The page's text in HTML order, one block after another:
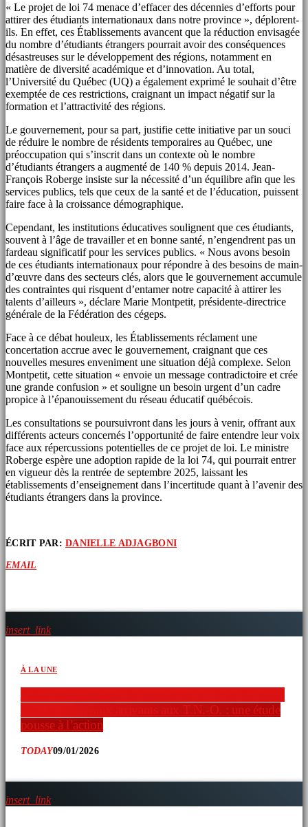
« Le projet de loi 74 menace d’effacer des décennies d’efforts pour
attirer des étudiants internationaux dans notre province », déplorent-
ils. En effet, ces Établissements avancent que la réduction envisagée
du nombre d’étudiants étrangers pourrait avoir des conséquences
désastreuses sur le développement des régions, notamment en
matière de diversité académique et d’innovation. Au total,
l’Université du Québec (UQ) a également exprimé le souhait d’être
exemptée de ces restrictions, craignant un impact négatif sur la
formation et l’attractivité des régions.
Le gouvernement, pour sa part, justifie cette initiative par un souci
de réduire le nombre de résidents temporaires au Québec, une
préoccupation qui s’inscrit dans un contexte où le nombre
d’étudiants étrangers a augmenté de 140 % depuis 2014. Jean-
François Roberge insiste sur la nécessité d’un équilibre afin que les
services publics, tels que ceux de la santé et de l’éducation, puissent
faire face à la croissance démographique.
Cependant, les institutions éducatives soulignent que ces étudiants,
souvent à l’âge de travailler et en bonne santé, n’engendrent pas un
fardeau significatif pour les services publics. « Nous avons besoin
de ces étudiants internationaux pour répondre à des besoins de main-
d’œuvre dans des secteurs clés, alors que le gouvernement accumule
des contraintes qui risquent d’entamer notre capacité à attirer les
talents d’ailleurs », déclare Marie Montpetit, présidente-directrice
générale de la Fédération des cégeps.
Face à ce débat houleux, les Établissements réclament une
concertation accrue avec le gouvernement, craignant que ces
nouvelles mesures enveniment une situation déjà complexe. Selon
Montpetit, cette situation « envoie un message contradictoire et crée
une grande confusion » et souligne un besoin urgent d’un cadre
propice à l’épanouissement du réseau éducatif québécois.
Les consultations se poursuivront dans les jours à venir, offrant aux
différents acteurs concernés l’opportunité de faire entendre leur voix
face aux répercussions potentielles de ce projet de loi. Le ministre
Roberge espère une adoption rapide de la loi 74, qui pourrait entrer
en vigueur dès la rentrée de septembre 2025, laissant les
établissements d’enseignement dans l’incertitude quant à l’avenir des
étudiants étrangers dans la province.
ÉCRIT PAR:DANIELLE ADJAGBONI
EMAIL
insert_link
À LA UNE
chez les nouveaux arrivants aux T.N.-O. : une étude
pousse à l’action
TODAY09/01/2026
insert_link